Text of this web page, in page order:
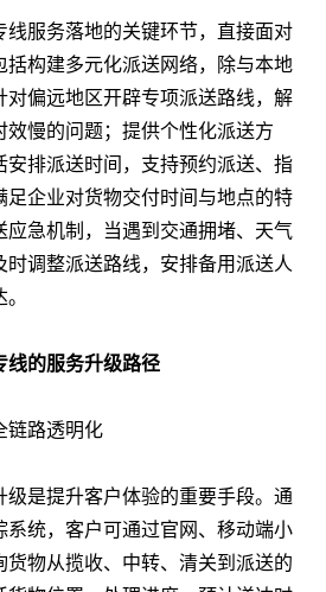
服务落地的关键环节，直接面对
括构建多元化派送网络，除与本地
对偏远地区开辟专项派送路线，解
效慢的问题；提供个性化派送方
安排派送时间，支持预约派送、指
足企业对货物交付时间与地点的特
应急机制，当遇到交通拥堵、天气
调整派送路线，安排备用派送人
线的服务升级路径
路透明化
是提升客户体验的重要手段。通
系统，客户可通过官网、移动端小
货物从揽收、中转、清关到派送的